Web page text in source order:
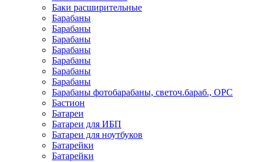
Баки расширительные
Барабаны
Барабаны
Барабаны
Барабаны
Барабаны
Барабаны
Барабаны
Барабаны фотобарабаны, светоч.бараб., OPC
Бастион
Батареи
Батареи для ИБП
Батареи для ноутбуков
Батарейки
Батарейки